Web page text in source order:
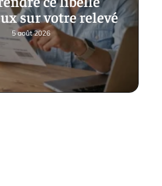
sur votre relevé
5 août 2026